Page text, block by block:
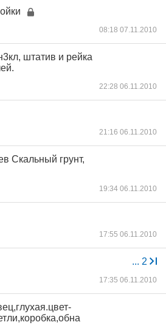
08:18 07.11.2010
штатив и рейка
22:28 06.11.2010
21:16 06.11.2010
Скальный грунт,
19:34 06.11.2010
17:55 06.11.2010
... 2
17:35 06.11.2010